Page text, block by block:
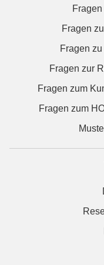
Fragen
Fragen
Fragen zur
Fragen zum
Fragen zum